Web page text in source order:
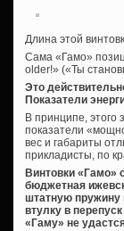
Длина этой
Сама «Гамо»
older!» («Ты
Это
Показатели
В принципе, этого
показатели
вес и габариты
прикладисты, по
Винтовки «Гамо»
бюджетная
штатную пружину
втулку в
«Гаму» не